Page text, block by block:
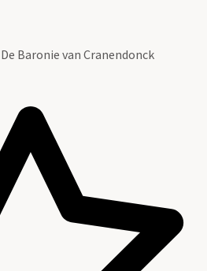
Baronie van Cranendonck